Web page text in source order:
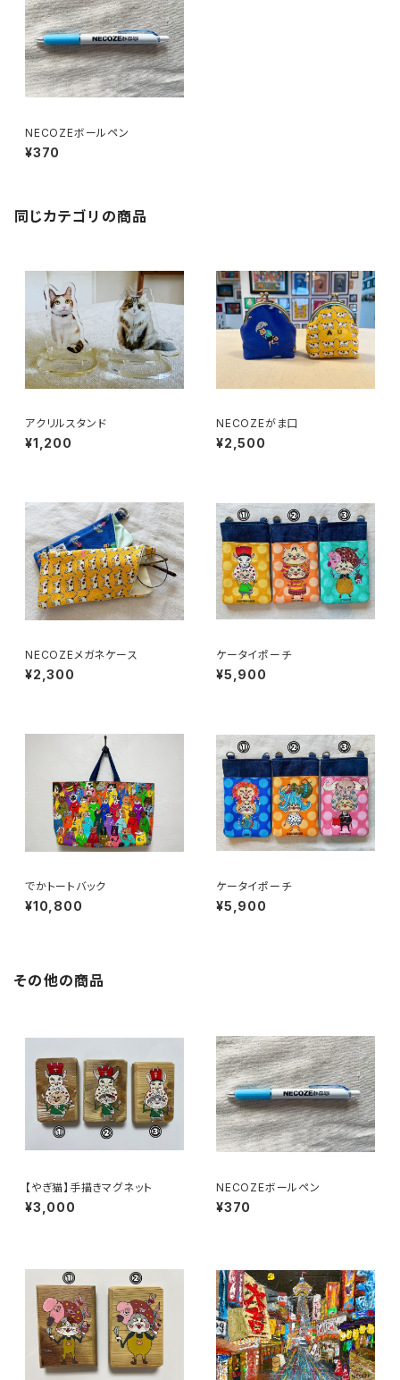
NECOZEボールペン
¥370
同じカテゴリの商品
アクリルスタンド
¥1,200
NECOZEがま口
¥2,500
NECOZEメガネケース
¥2,300
ケータイポーチ
¥5,900
でかトートバック
¥10,800
ケータイポーチ
¥5,900
その他の商品
【やぎ猫】手描きマグネット
¥3,000
NECOZEボールペン
¥370